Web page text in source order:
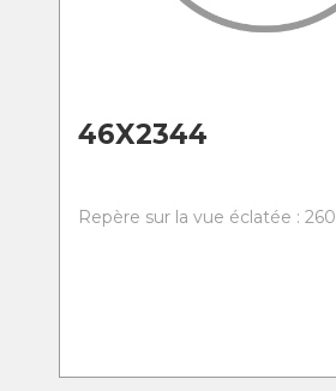
46X2344
Repère sur la vue éclatée : 260